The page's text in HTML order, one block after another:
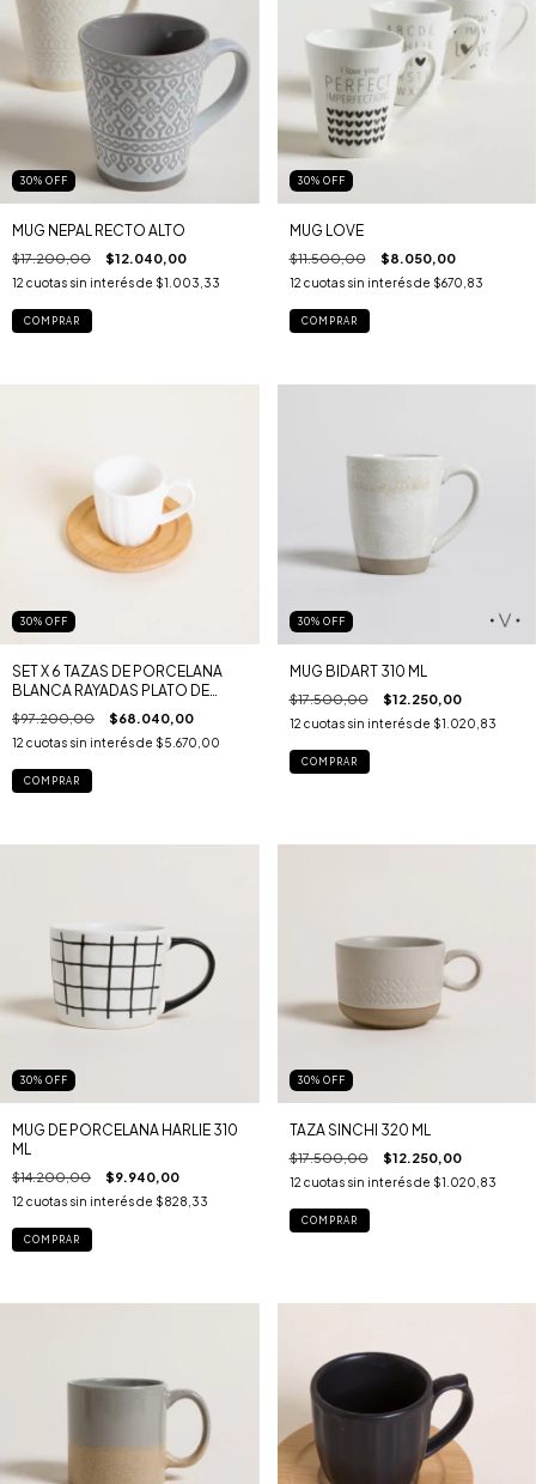
30% OFF
MUG NEPAL RECTO ALTO
$17.200,00 $12.040,00
12 cuotas sin interés de $1.003,33
30% OFF
MUG LOVE
$11.500,00 $8.050,00
12 cuotas sin interés de $670,83
30% OFF
SET X 6 TAZAS DE PORCELANA
BLANCA RAYADAS PLATO DE
BAMBOO 80ML
$97.200,00 $68.040,00
12 cuotas sin interés de $5.670,00
30% OFF
MUG BIDART 310 ML
$17.500,00 $12.250,00
12 cuotas sin interés de $1.020,83
30% OFF
MUG DE PORCELANA HARLIE 310
ML
$14.200,00 $9.940,00
12 cuotas sin interés de $828,33
30% OFF
TAZA SINCHI 320 ML
$17.500,00 $12.250,00
12 cuotas sin interés de $1.020,83